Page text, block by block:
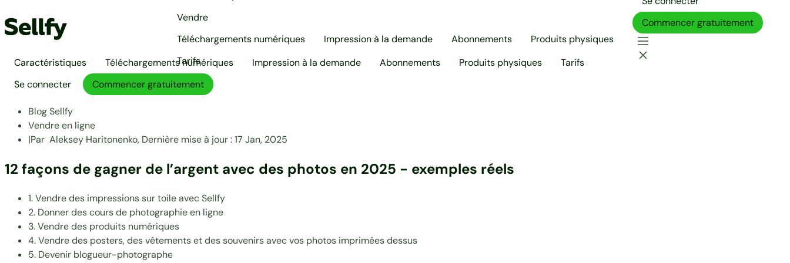
Vendre
Téléchargements numériques
Impression à la demande Abonnements
Produits physiques
Tarifs
Commencer gratuitement
Caractéristiques Téléchargements numériques Impression à la demande Abonnements Produits physiques
Tarifs
Se connecter
Commencer gratuitement
Blog Sellfy
Vendre en ligne
|Par Aleksey Haritonenko, Dernière mise à jour :17 Jan, 2025
12 façons de gagner de l’argent avec des photos en 2025 - exemples réels
1. Vendre des impressions sur toile avec Sellfy
2. Donner des cours de photographie en ligne
3. Vendre des produits numériques
4. Vendre des posters, des vêtements et des souvenirs avec vos photos imprimées dessus
5. Devenir blogueur-photographe